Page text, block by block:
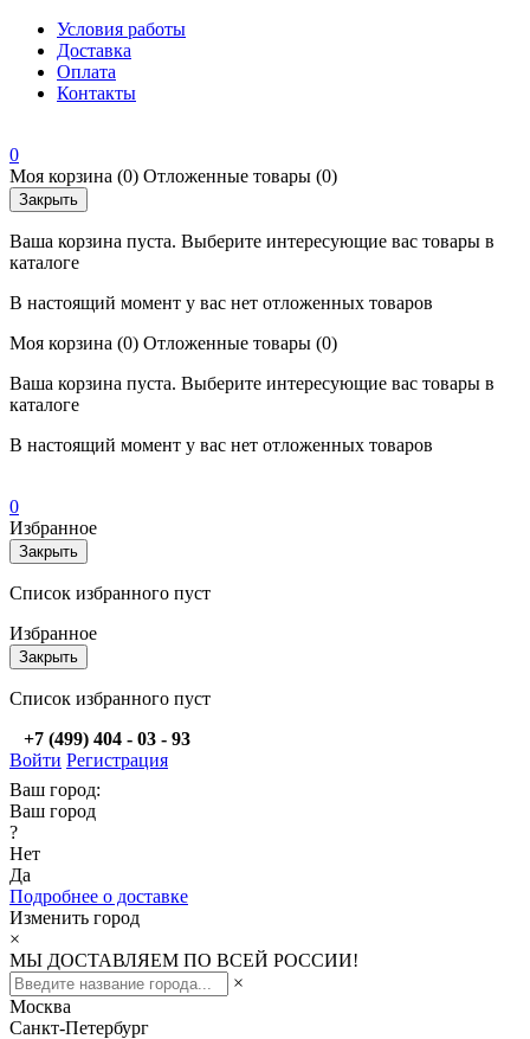
Условия работы
Доставка
Оплата
Контакты
0
Моя корзина (0) Отложенные товары (0)
Закрыть
Ваша корзина пуста. Выберите интересующие вас товары в
каталоге
В настоящий момент у вас нет отложенных товаров
Моя корзина (0) Отложенные товары (0)
Ваша корзина пуста. Выберите интересующие вас товары в
каталоге
В настоящий момент у вас нет отложенных товаров
0
Избранное
Закрыть
Список избранного пуст
Избранное
Закрыть
Список избранного пуст
+7 (499) 404 - 03 - 93
Войти Регистрация
Ваш город:
Ваш город
?
Нет
Да
Подробнее о доставке
Изменить город
×
МЫ ДОСТАВЛЯЕМ ПО ВСЕЙ РОССИИ!
×
Москва
Санкт-Петербург